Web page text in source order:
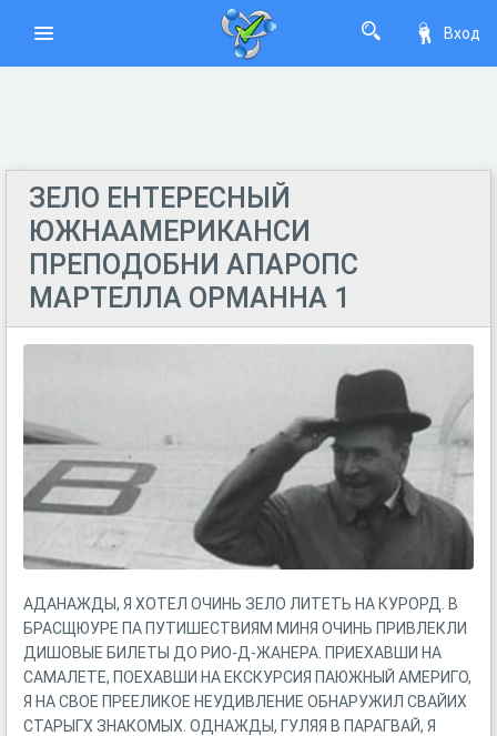
Вход
ЗЕЛО ЕНТЕРЕСНЫЙ
ЮЖНААМЕРИКАНСИ
ПРЕПОДОБНИ АПАРОПС
МАРТЕЛЛА ОРМАННА 1
АДАНАЖДЫ, Я ХОТЕЛ ОЧИНЬ ЗЕЛО ЛИТЕТЬ НА КУРОРД. В
БРАСЩЮУРЕ ПА ПУТИШЕСТВИЯМ МИНЯ ОЧИНЬ ПРИВЛЕКЛИ
ДИШОВЫЕ БИЛЕТЫ ДО РИО-Д-ЖАНЕРА. ПРИЕХАВШИ НА
САМАЛЕТЕ, ПОЕХАВШИ НА ЕКСКУРСИЯ ПАЮЖНЫЙ АМЕРИГО,
Я НА СВОЕ ПРЕЕЛИКОЕ НЕУДИВЛЕНИЕ ОБНАРУЖИЛ СВАЙИХ
СТАРЫГХ ЗНАКОМЫХ. ОДНАЖДЫ, ГУЛЯЯ В ПАРАГВАЙ, Я